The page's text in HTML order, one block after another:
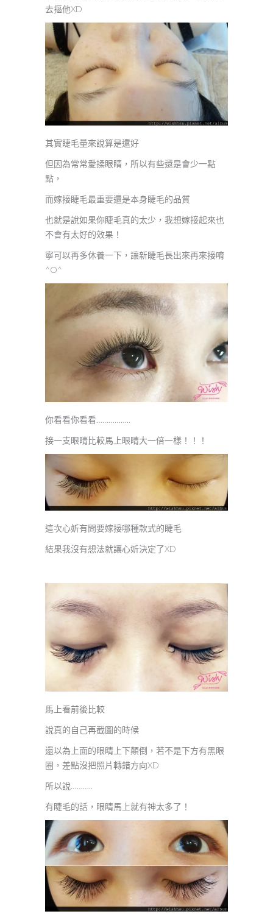
去摳他XD
其實睫毛量來說算是還好
但因為常常愛揉眼睛，所以有些還是會少一點
點，
而嫁接睫毛最重要還是本身睫毛的品質
也就是說如果你睫毛真的太少，我想嫁接起來也
不會有太好的效果！
寧可以再多休養一下，讓新睫毛長出來再來接唷
^O^
你看看你看看……………..
接一支眼睛比較馬上眼睛大一倍一樣！！！
這次心妡有問要嫁接哪種款式的睫毛
結果我沒有想法就讓心妡決定了XD
馬上看前後比較
說真的自己再截圖的時候
還以為上面的眼睛上下顛倒，若不是下方有黑眼
圈，差點沒把照片轉錯方向XD
所以說………..
有睫毛的話，眼睛馬上就有神太多了！